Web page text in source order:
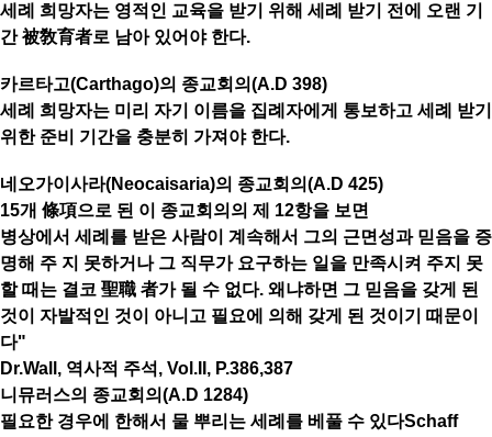
세례 희망자는 영적인 교육을 받기 위해 세례 받기 전에 오랜 기
간 被敎育者로 남아 있어야 한다.
카르타고(Carthago)의 종교회의(A.D 398)
세례 희망자는 미리 자기 이름을 집례자에게 통보하고 세례 받기
위한 준비 기간을 충분히 가져야 한다.
네오가이사라(Neocaisaria)의 종교회의(A.D 425)
15개 條項으로 된 이 종교회의의 제 12항을 보면
병상에서 세례를 받은 사람이 계속해서 그의 근면성과 믿음을 증
명해 주 지 못하거나 그 직무가 요구하는 일을 만족시켜 주지 못
할 때는 결코 聖職 者가 될 수 없다. 왜냐하면 그 믿음을 갖게 된
것이 자발적인 것이 아니고 필요에 의해 갖게 된 것이기 때문이
다"
Dr.Wall, 역사적 주석, Vol.II, P.386,387
니뮤러스의 종교회의(A.D 1284)
필요한 경우에 한해서 물 뿌리는 세례를 베풀 수 있다Schaff